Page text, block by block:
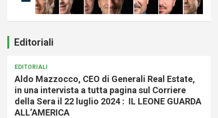
Editoriali
EDITORIALI
Aldo Mazzocco, CEO di Generali Real Estate,
in una intervista a tutta pagina sul Corriere
della Sera il 22 luglio 2024 : IL LEONE GUARDA
ALL’AMERICA